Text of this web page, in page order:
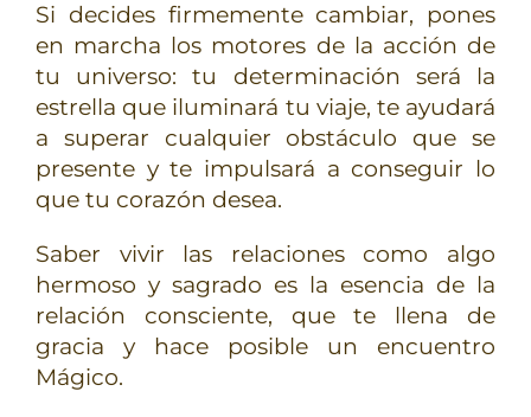
Si decides firmemente cambiar, pones
en marcha los motores de la acción de
tu universo: tu determinación será la
estrella que iluminará tu viaje, te ayudará
a superar cualquier obstáculo que se
presente y te impulsará a conseguir lo
que tu corazón desea.
Saber vivir las relaciones como algo
hermoso y sagrado es la esencia de la
relación consciente, que te llena de
gracia y hace posible un encuentro
Mágico.